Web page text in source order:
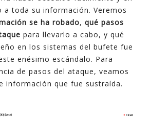
a toda su información. Veremos
se ha robado, qué pasos
para llevarlo a cabo, y qué
en los sistemas del bufete fue
enésimo escándalo. Para
de pasos del ataque, veamos
información que fue sustraída.